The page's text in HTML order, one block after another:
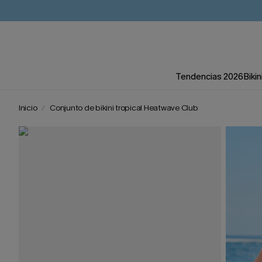
Tendencias 2026
Inicio Conjunto de bikini tropical Heatwave Club